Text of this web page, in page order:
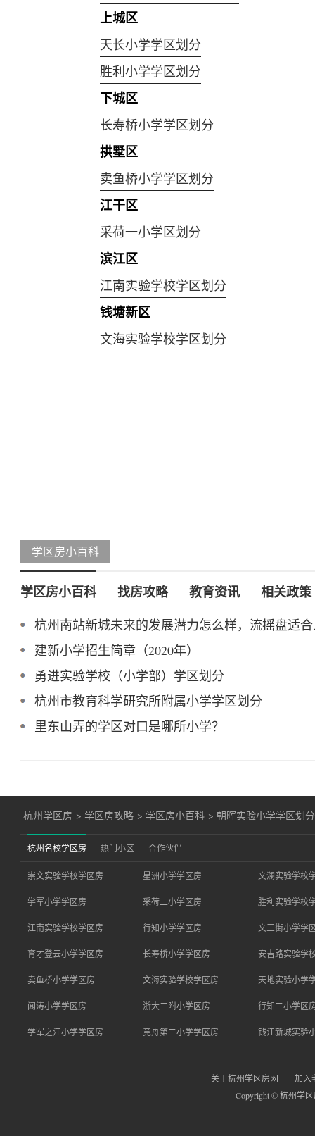
上城区
天长小学学区划分
胜利小学学区划分
下城区
长寿桥小学学区划分
拱墅区
卖鱼桥小学学区划分
江干区
采荷一小学区划分
滨江区
江南实验学校学区划分
钱塘新区
文海实验学校学区划分
学区房小百科
学区房小百科 找房攻略 教育资讯 相关政策
杭州南站新城未来的发展潜力怎么样，流摇盘适
建新小学招生简章（2020年）
勇进实验学校（小学部）学区划分
杭州市教育科学研究所附属小学学区划分
里东山弄的学区对口是哪所小学？
杭州学区房 > 学区房攻略 > 学区房小百科 >朝晖实验小学学区划分
杭州名校学区房 热门小区 合作伙伴
崇文实验学校学区房 星洲小学学区房 文澜实验学校
学军小学学区房 采荷二小学区房 胜利实验学校
江南实验学校学区房 行知小学学区房 文三街小学学
育才登云小学学区房 长寿桥小学学区房 安吉路实验学
卖鱼桥小学学区房 文海实验学校学区房 天地实验小学
闻涛小学学区房 浙大二附小学区房 行知二小学区
学军之江小学学区房 竞舟第二小学学区房 钱江新城实验
关于杭州学区房网
加入
Copyright © 杭州学